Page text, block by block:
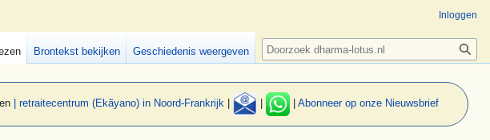
| retraitecentrum (Ekãyano) in Noord-Frankrijk Abonneer op onze Nieuwsbrief
Inloggen
Brontekst bekijken Geschiedenis weergeven Zoeken